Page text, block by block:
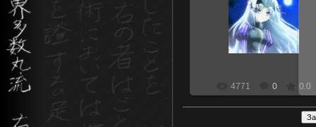
27.04.2011
dio_wind
4771 0 0.0